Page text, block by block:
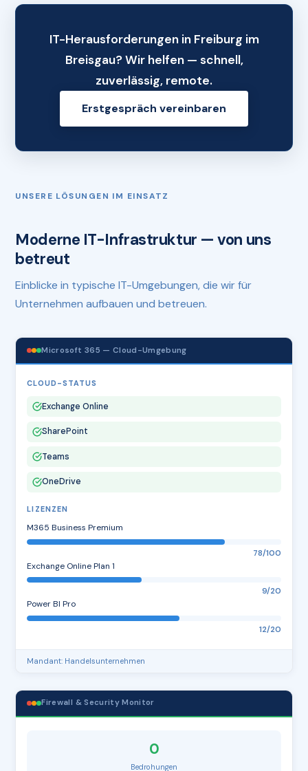
IT-Herausforderungen in Freiburg im
Breisgau? Wir helfen — schnell,
zuverlässig, remote.
Erstgespräch vereinbaren
UNSERE LÖSUNGEN IM EINSATZ
Moderne IT-Infrastruktur — von uns
betreut
Einblicke in typische IT-Umgebungen, die wir für
Unternehmen aufbauen und betreuen.
Microsoft 365 — Cloud-Umgebung
CLOUD-STATUS
Exchange Online
SharePoint
Teams
OneDrive
LIZENZEN
M365 Business Premium
78/100
Exchange Online Plan 1
9/20
Power BI Pro
12/20
Mandant: Handelsunternehmen
Firewall & Security Monitor
0
Bedrohungen